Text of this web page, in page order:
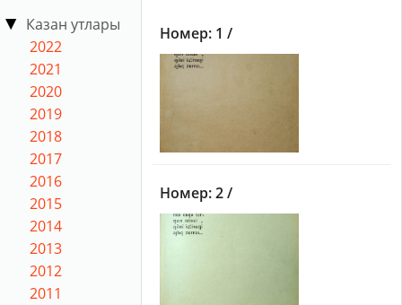
Казан утлары
2022
2021
2020
2019
2018
2017
2016
2015
2014
2013
2012
2011
Номер: 1 /
Номер: 2 /